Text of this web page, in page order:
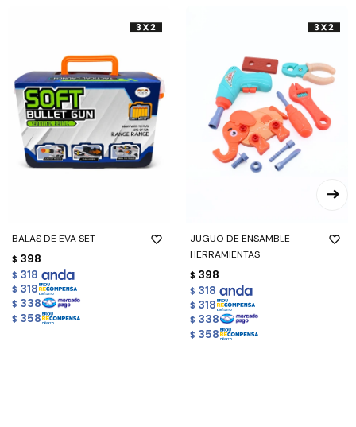
BALAS DE EVA SET
$ 398
$ 318
$ 318
$ 338
$ 358
JUGUO DE ENSAMBLE
HERRAMIENTAS
$ 398
$ 318
$ 318
$ 338
$ 358